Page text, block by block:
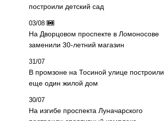
построили детский сад
03/08
На Дворцовом проспекте в Ломоносове
заменили 30-летний магазин
31/07
В промзоне на Тосиной улице построили
еще один жилой дом
30/07
На изгибе проспекта Луначарского